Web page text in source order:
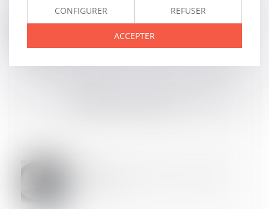
La CJUE rejette la présomption de consentement au
18FÉVR.
CONFIGURER REFUSER
ACCEPTER